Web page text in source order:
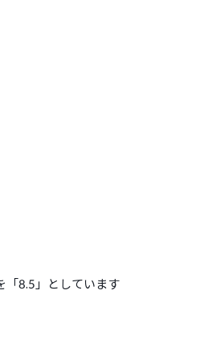
「8.5」としています